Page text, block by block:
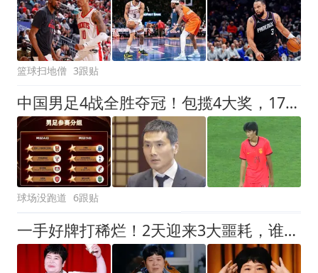
篮球扫地僧 3跟贴
中国男足4战全胜夺冠！包揽4大奖，17岁新星获MVP，英超豪门垫底
球场没跑道 6跟贴
一手好牌打稀烂！2天迎来3大噩耗，谁也救不了自掘坟墓的房主任